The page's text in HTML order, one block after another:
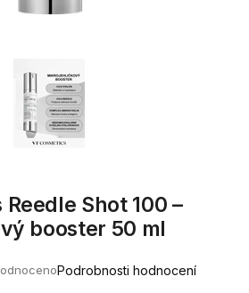
Podrobnosti hodnocení
Shot 100 –
booster 50 ml